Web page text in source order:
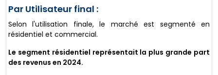
Par Utilisateur final :
Selon l'utilisation finale, le marché est segmenté en
résidentiel et commercial.
Le segment résidentiel représentait la plus grande part
des revenus en 2024.